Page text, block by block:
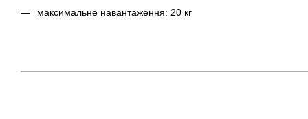
максимальне навантаження: 20 кг